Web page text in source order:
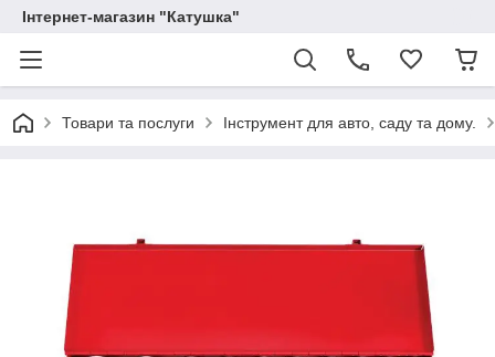
Інтернет-магазин "Катушка"
Товари та послуги Інструмент для авто, саду та дому.